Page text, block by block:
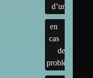
d’un linux
en
cas
de
problème